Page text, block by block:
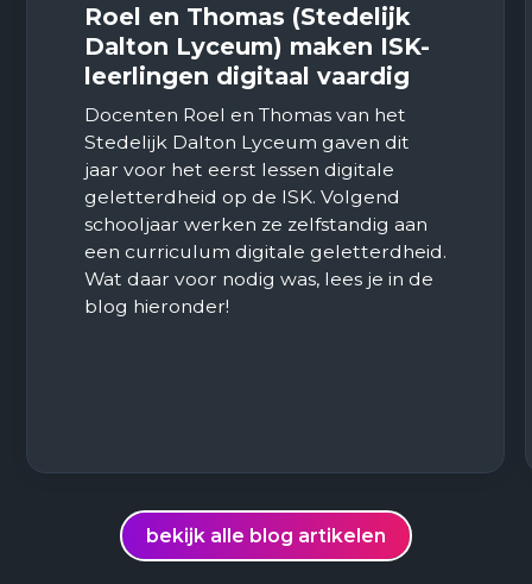
Roel en Thomas (Stedelijk
Dalton Lyceum) maken ISK-
leerlingen digitaal vaardig
Docenten Roel en Thomas van het
Stedelijk Dalton Lyceum gaven dit
jaar voor het eerst lessen digitale
geletterdheid op de ISK. Volgend
schooljaar werken ze zelfstandig aan
een curriculum digitale geletterdheid.
Wat daar voor nodig was, lees je in de
blog hieronder!
bekijk alle blog artikelen